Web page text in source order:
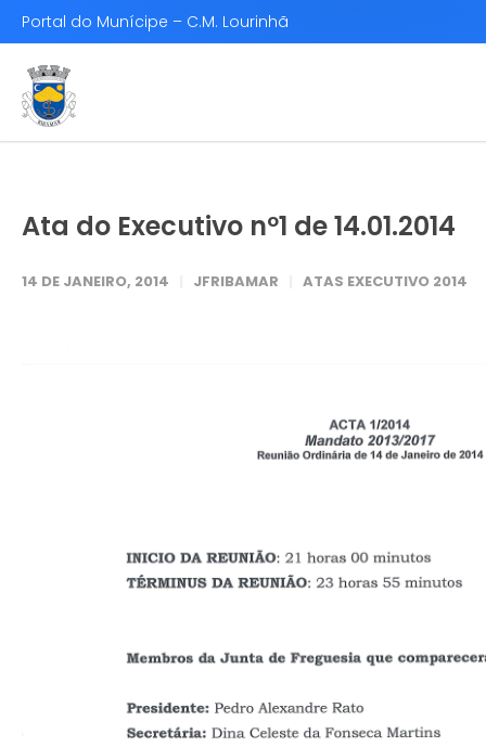
Portal do Munícipe – C.M. Lourinhã
Ata do Executivo nº1 de 14.01.2014
14 DE JANEIRO, 2014 JFRIBAMAR ATAS EXECUTIVO 2014